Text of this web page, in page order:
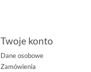
Twoje konto
Dane osobowe
Zamówienia